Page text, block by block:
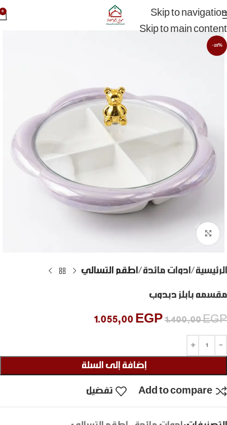
Skip to navigation
Skip to main content
0
-25%
Click to enlarge
الرئيسية ادوات مائدة اطقم التسالي
مقسمه بابلز دبدوب
1.400,00EGP
1.055,00 EGP
إضافة إلى السلة
Add to compare تفضيل